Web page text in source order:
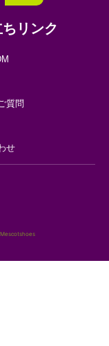
リンク
質問
せ